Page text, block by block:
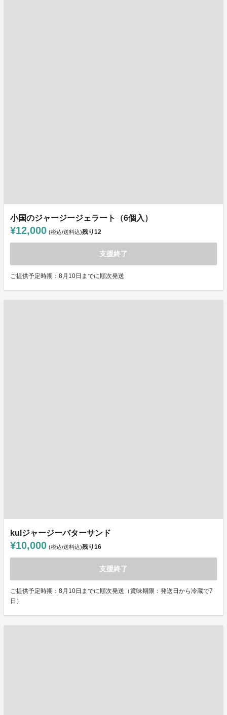
小国のジャージージェラート（6個入）
¥12,000 (税込/送料込)残り12
支援終了
ご提供予定時期：8月10日までに順次発送
kulジャージーバターサンド
¥10,000 (税込/送料込)残り16
支援終了
ご提供予定時期：8月10日までに順次発送（賞味期限：発送日から冷蔵で7
日）